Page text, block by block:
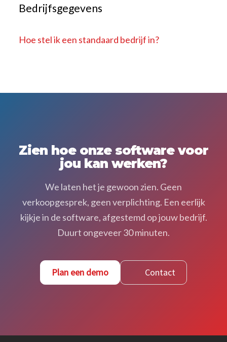
Koppel boekhouding
Abonnementen
Teken in Google maps
Eigen huisstijl
Foto’s en bijlagen
Software voor de GWW
Software op maat
Bedrijfsgegevens
Hoe stel ik een standaard bedrijf in?
Zien hoe onze software voor
jou kan werken?
We laten het je gewoon zien. Geen
verkoopgesprek, geen verplichting. Een eerlijk
kijkje in de software, afgestemd op jouw bedrijf.
Duurt ongeveer 30 minuten.
Plan een demo Contact